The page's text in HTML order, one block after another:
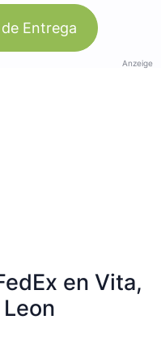
Entrega
Anzeige
en Vita,